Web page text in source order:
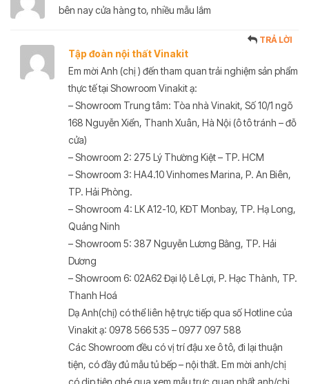
bên nay cửa hàng to, nhiều mẫu lắm
Tập đoàn nội thất Vinakit
TRẢ LỜI
Em mời Anh (chị ) đến tham quan trải nghiệm sản phẩm
thực tế tại Showroom Vinakit ạ:
– Showroom Trung tâm: Tòa nhà Vinakit, Số 10/1 ngõ
168 Nguyễn Xiển, Thanh Xuân, Hà Nội (ô tô tránh – đỗ
cửa)
– Showroom 2: 275 Lý Thường Kiệt – TP. HCM
– Showroom 3: HA4.10 Vinhomes Marina, P. An Biên,
TP. Hải Phòng.
– Showroom 4: LK A12-10, KĐT Monbay, TP. Hạ Long,
Quảng Ninh
– Showroom 5: 387 Nguyễn Lương Bằng, TP. Hải
Dương
– Showroom 6: 02A62 Đại lộ Lê Lợi, P. Hạc Thành, TP.
Thanh Hoá
Dạ Anh(chị) có thể liên hệ trực tiếp qua số Hotline của
Vinakit ạ: 0978 566 535 – 0977 097 588
Các Showroom đều có vị trí đậu xe ô tô, đi lại thuận
tiện, có đầy đủ mẫu tủ bếp – nội thất. Em mời anh/chị